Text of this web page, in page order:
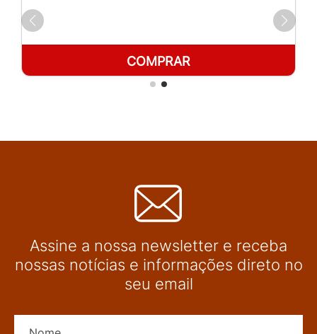
COMPRAR
Assine a nossa newsletter e receba
nossas notícias e informações direto no
seu email